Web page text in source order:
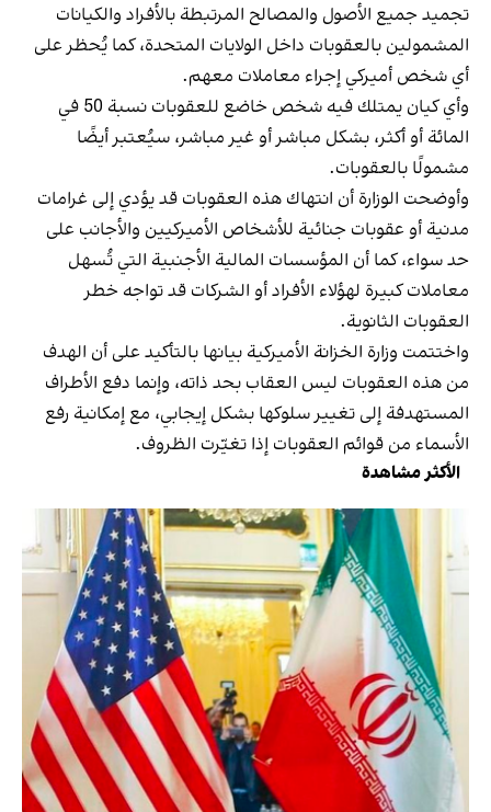
تجميد جميع الأصول والمصالح المرتبطة بالأفراد والكيانات
المشمولين بالعقوبات داخل الولايات المتحدة، كما يُحظر على
أي شخص أميركي إجراء معاملات معهم.
وأي كيان يمتلك فيه شخص خاضع للعقوبات نسبة 50 في
المائة أو أكثر، بشكل مباشر أو غير مباشر، سيُعتبر أيضًا
مشمولًا بالعقوبات.
وأوضحت الوزارة أن انتهاك هذه العقوبات قد يؤدي إلى غرامات
مدنية أو عقوبات جنائية للأشخاص الأميركيين والأجانب على
حد سواء، كما أن المؤسسات المالية الأجنبية التي تُسهل
معاملات كبيرة لهؤلاء الأفراد أو الشركات قد تواجه خطر
العقوبات الثانوية.
واختتمت وزارة الخزانة الأميركية بيانها بالتأكيد على أن الهدف
من هذه العقوبات ليس العقاب بحد ذاته، وإنما دفع الأطراف
المستهدفة إلى تغيير سلوكها بشكل إيجابي، مع إمكانية رفع
الأسماء من قوائم العقوبات إذا تغيّرت الظروف.
الأكثر مشاهدة